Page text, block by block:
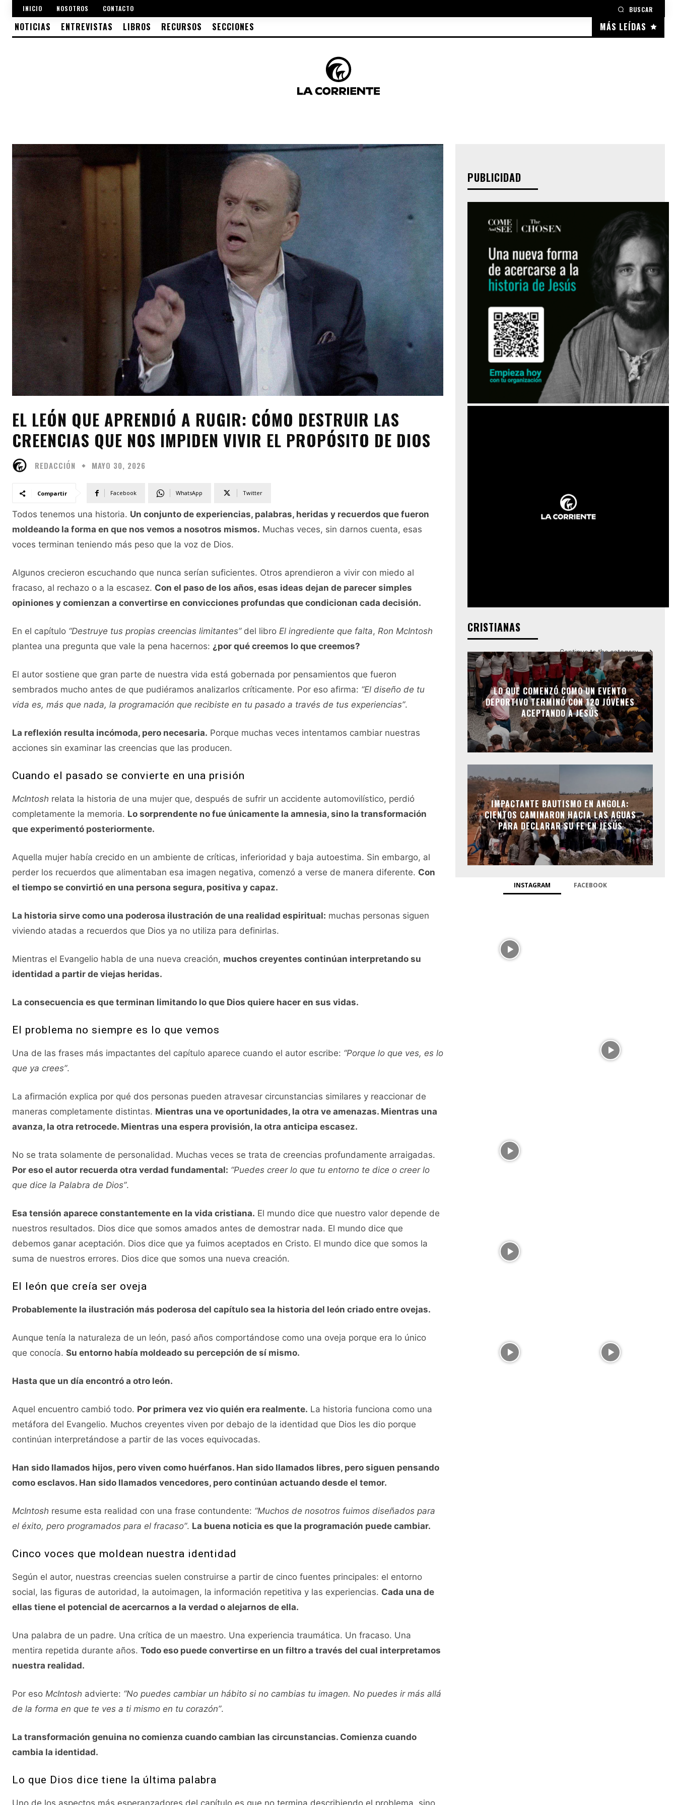
INICIO NOSOTROS CONTACTO BUSCAR
MÁS LEÍDAS
NOTICIAS ENTREVISTAS LIBROS RECURSOS SECCIONES
EL LEÓN QUE APRENDIÓ A RUGIR: CÓMO DESTRUIR LAS
CREENCIAS QUE NOS IMPIDEN VIVIR EL PROPÓSITO DE DIOS
REDACCIÓN MAYO 30, 2026
Compartir Facebook Twitter
WhatsApp
Todos tenemos una historia. Un conjunto de experiencias, palabras, heridas y recuerdos que fueron
moldeando la forma en que nos vemos a nosotros mismos. Muchas veces, sin darnos cuenta, esas
voces terminan teniendo más peso que la voz de Dios.
Algunos crecieron escuchando que nunca serían suficientes. Otros aprendieron a vivir con miedo al
fracaso, al rechazo o a la escasez. Con el paso de los años, esas ideas dejan de parecer simples
opiniones y comienzan a convertirse en convicciones profundas que condicionan cada decisión.
En el capítulo “Destruye tus propias creencias limitantes”del libro El ingrediente que falta, Ron McIntosh
plantea una pregunta que vale la pena hacernos: ¿por qué creemos lo que creemos?
El autor sostiene que gran parte de nuestra vida está gobernada por pensamientos que fueron
sembrados mucho antes de que pudiéramos analizarlos críticamente. Por eso afirma: “El diseño de tu
vida es, más que nada, la programación que recibiste en tu pasado a través de tus experiencias”.
La reflexión resulta incómoda, pero necesaria. Porque muchas veces intentamos cambiar nuestras
acciones sin examinar las creencias que las producen.
Cuando el pasado se convierte en una prisión
McIntosh relata la historia de una mujer que, después de sufrir un accidente automovilístico, perdió
completamente la memoria. Lo sorprendente no fue únicamente la amnesia, sino la transformación
que experimentó posteriormente.
Aquella mujer había crecido en un ambiente de críticas, inferioridad y baja autoestima. Sin embargo, al
perder los recuerdos que alimentaban esa imagen negativa, comenzó a verse de manera diferente. Con
el tiempo se convirtió en una persona segura, positiva y capaz.
La historia sirve como una poderosa ilustración de una realidad espiritual: muchas personas siguen
viviendo atadas a recuerdos que Dios ya no utiliza para definirlas.
Mientras el Evangelio habla de una nueva creación, muchos creyentes continúan interpretando su
identidad a partir de viejas heridas.
La consecuencia es que terminan limitando lo que Dios quiere hacer en sus vidas.
El problema no siempre es lo que vemos
Una de las frases más impactantes del capítulo aparece cuando el autor escribe: “Porque lo que ves, es lo
que ya crees”.
La afirmación explica por qué dos personas pueden atravesar circunstancias similares y reaccionar de
maneras completamente distintas. Mientras una ve oportunidades, la otra ve amenazas. Mientras una
avanza, la otra retrocede. Mientras una espera provisión, la otra anticipa escasez.
No se trata solamente de personalidad. Muchas veces se trata de creencias profundamente arraigadas.
Por eso el autor recuerda otra verdad fundamental: “Puedes creer lo que tu entorno te dice o creer lo
que dice la Palabra de Dios”.
Esa tensión aparece constantemente en la vida cristiana. El mundo dice que nuestro valor depende de
nuestros resultados. Dios dice que somos amados antes de demostrar nada. El mundo dice que
debemos ganar aceptación. Dios dice que ya fuimos aceptados en Cristo. El mundo dice que somos la
suma de nuestros errores. Dios dice que somos una nueva creación.
El león que creía ser oveja
Probablemente la ilustración más poderosa del capítulo sea la historia del león criado entre ovejas.
Aunque tenía la naturaleza de un león, pasó años comportándose como una oveja porque era lo único
que conocía. Su entorno había moldeado su percepción de sí mismo.
Hasta que un día encontró a otro león.
Aquel encuentro cambió todo. Por primera vez vio quién era realmente. La historia funciona como una
metáfora del Evangelio. Muchos creyentes viven por debajo de la identidad que Dios les dio porque
continúan interpretándose a partir de las voces equivocadas.
Han sido llamados hijos, pero viven como huérfanos. Han sido llamados libres, pero siguen pensando
como esclavos. Han sido llamados vencedores, pero continúan actuando desde el temor.
McIntosh resume esta realidad con una frase contundente: “Muchos de nosotros fuimos diseñados para
el éxito, pero programados para el fracaso”. La buena noticia es que la programación puede cambiar.
Cinco voces que moldean nuestra identidad
Según el autor, nuestras creencias suelen construirse a partir de cinco fuentes principales: el entorno
social, las figuras de autoridad, la autoimagen, la información repetitiva y las experiencias. Cada una de
ellas tiene el potencial de acercarnos a la verdad o alejarnos de ella.
Una palabra de un padre. Una crítica de un maestro. Una experiencia traumática. Un fracaso. Una
mentira repetida durante años. Todo eso puede convertirse en un filtro a través del cual interpretamos
nuestra realidad.
Por eso McIntosh advierte: “No puedes cambiar un hábito si no cambias tu imagen. No puedes ir más allá
de la forma en que te ves a ti mismo en tu corazón”.
La transformación genuina no comienza cuando cambian las circunstancias. Comienza cuando
cambia la identidad.
Lo que Dios dice tiene la última palabra
PUBLICIDAD
CRISTIANAS
Continue to the category
LO QUE COMENZÓ COMO UN EVENTO
DEPORTIVO TERMINÓ CON 120 JÓVENES
ACEPTANDO A JESÚS
IMPACTANTE BAUTISMO EN ANGOLA:
CIENTOS CAMINARON HACIA LAS AGUAS
PARA DECLARAR SU FE EN JESÚS
INSTAGRAM FACEBOOK